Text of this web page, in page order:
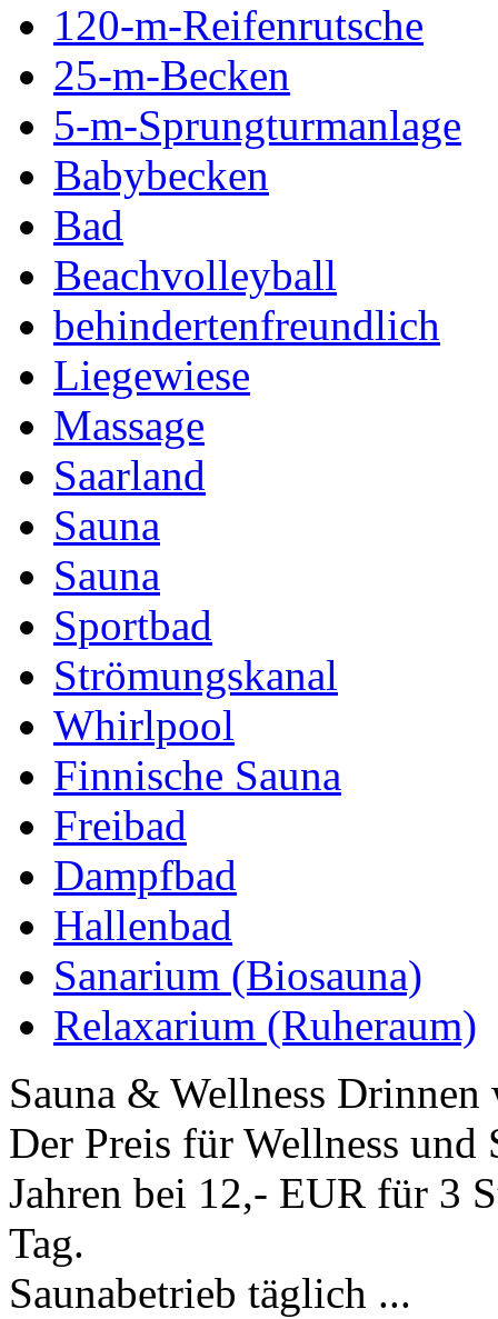
120-m-Reifenrutsche
25-m-Becken
5-m-Sprungturmanlage
Babybecken
Bad
Beachvolleyball
behindertenfreundlich
Liegewiese
Massage
Saarland
Sauna
Sauna
Sportbad
Strömungskanal
Whirlpool
Finnische Sauna
Freibad
Dampfbad
Hallenbad
Sanarium (Biosauna)
Relaxarium (Ruheraum)
Sauna & Wellness Drinnen
Der Preis für Wellness und
Jahren bei 12,- EUR für 3
Tag.
Saunabetrieb täglich ...